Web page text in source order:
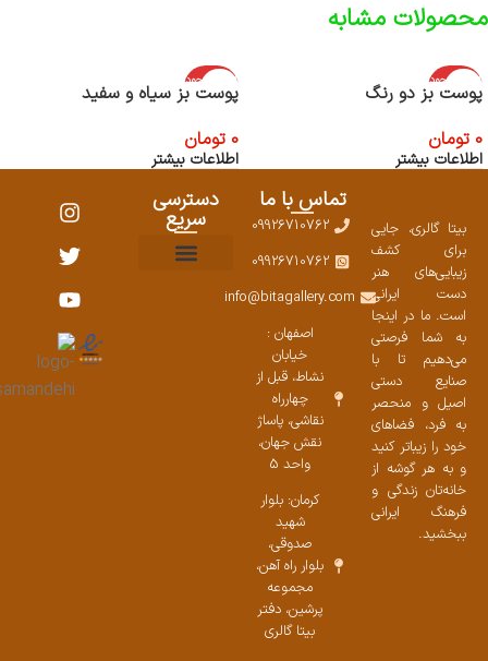
محصولات مشابه
اتمام موجود
ی
پوست بز دو رنگ
0 تومان
اطلاعات بیشتر
اتمام موجود
ی
پوست بز سیاه و سفید
0 تومان
اطلاعات بیشتر
بیتا گالری، جایی
برای کشف
زیبایی‌های هنر
دست ایرانی
است. ما در اینجا
به شما فرصتی
می‌دهیم تا با
صنایع دستی
اصیل و منحصر
به فرد، فضاهای
خود را زیباتر کنید
و به هر گوشه از
خانه‌تان زندگی و
فرهنگ ایرانی
ببخشید.
تماس با ما
09926710762
09926710762
info@bitagallery.com
اصفهان :
خیابان
نشاط، قبل از
چهارراه
نقاشی، پاساژ
نقش جهان،
واحد 5
کرمان: بلوار
شهید
صدوقی،
بلوار راه آهن،
مجموعه
پرشین،‌ دفتر
بیتا گالری
دسترسی
سریع